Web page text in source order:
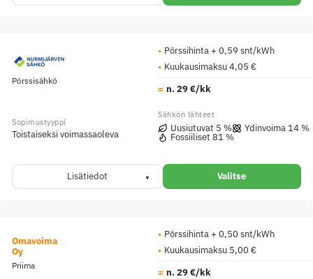
Pörssisähkö
Pörssihinta + 0,59 snt/kWh
Kuukausimaksu 4,05 €
n. 29 €/kk
Toistaiseksi voimassaoleva
Uusiutuvat 5 % Ydinvoima 14 %
Fossiiliset 81 %
Lisätiedot Valitse
Omavoima
Oy
Priima
Pörssihinta + 0,50 snt/kWh
Kuukausimaksu 5,00 €
n. 29 €/kk